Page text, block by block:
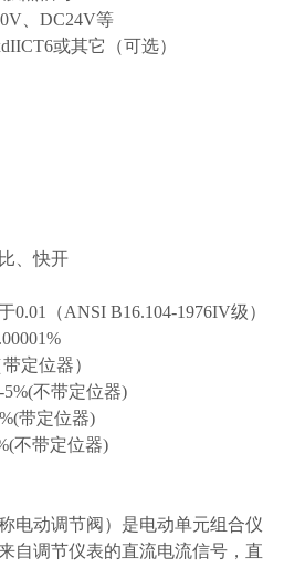
、DC24V等
或其它（可选）
、快开
（ANSI B16.104-1976IV级）
定位器）
不带定位器)
带定位器)
带定位器)
电动调节阀）是电动单元组合仪
自调节仪表的直流电流信号，直